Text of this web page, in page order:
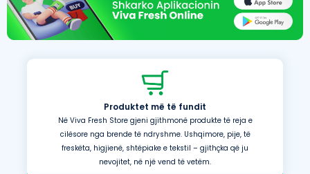
Produktet më të fundit
Në Viva Fresh Store gjeni gjithmonë produkte të reja e
cilësore nga brende të ndryshme. Ushqimore, pije, të
freskëta, higjienë, shtëpiake e tekstil – gjithçka që ju
nevojitet, në një vend të vetëm.